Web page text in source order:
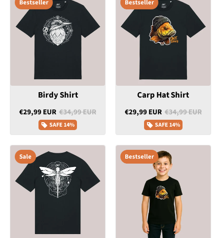
Bestseller
Birdy Shirt
€34,99 EUR
€29,99 EUR
SAFE14%
Bestseller
Carp Hat Shirt
€34,99 EUR
€29,99 EUR
SAFE14%
Sale Bestseller